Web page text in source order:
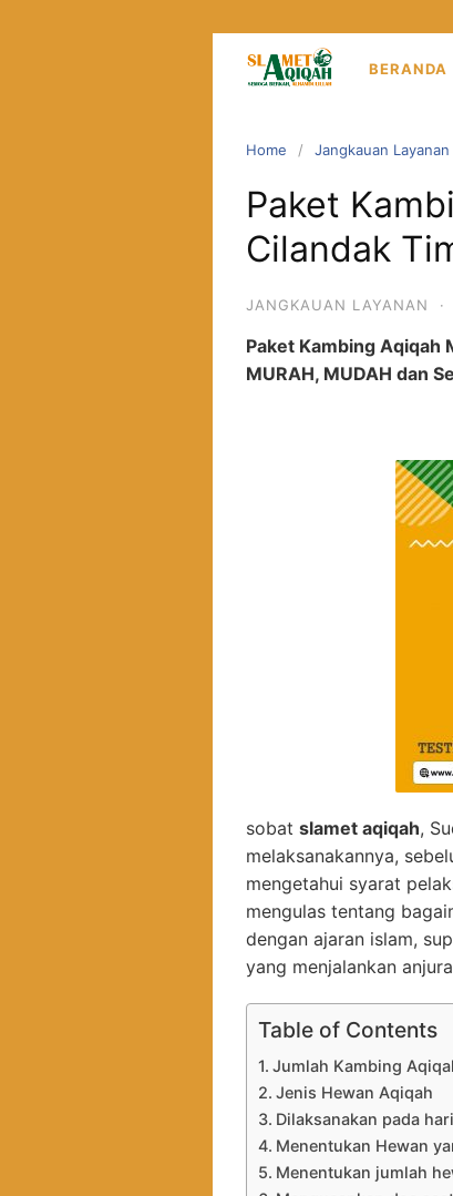
BERANDA
Home Jangkauan Layanan
Paket
Cilandak
JANGKAUAN LAYANAN ·
Paket Kambing Aqiqah
MURAH, MUDAH dan
sobat slamet aqiqah,
melaksanakannya,
mengetahui syarat
mengulas tentang
dengan ajaran islam,
yang menjalankan
Table of Contents
Jumlah Kambing
Jenis Hewan Aqiqah
Dilaksanakan pada
Menentukan Hewan
Menentukan jumlah